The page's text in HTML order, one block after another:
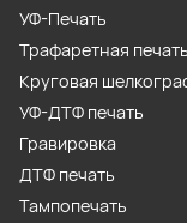
УФ-Печать
Трафаретная печать
Круговая
УФ-ДТФ печать
Гравировка
ДТФ печать
Тампопечать